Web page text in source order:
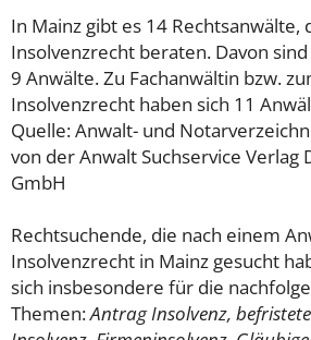
In Mainz gibt es 14 Rechtsanwälte,
Insolvenzrecht beraten. Davon
9 Anwälte. Zu Fachanwältin bzw.
Insolvenzrecht haben sich 11
Quelle: Anwalt- und
von der Anwalt Suchservice Verlag
GmbH
Rechtsuchende, die nach einem
Insolvenzrecht in Mainz gesucht
sich insbesondere für die
Themen:Antrag Insolvenz,